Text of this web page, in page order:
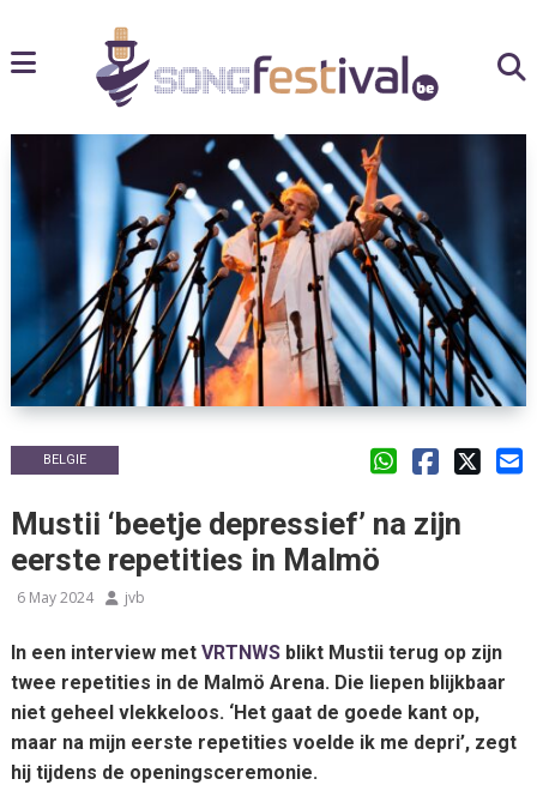
BELGIE
Mustii ‘beetje depressief’ na zijn
eerste repetities in Malmö
6 May 2024 jvb
In een interview met VRTNWSblikt Mustii terug op zijn
twee repetities in de Malmö Arena. Die liepen blijkbaar
niet geheel vlekkeloos. ‘Het gaat de goede kant op,
maar na mijn eerste repetities voelde ik me depri’, zegt
hij tijdens de openingsceremonie.